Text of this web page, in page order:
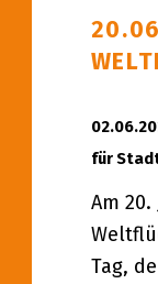
für
Am 20.
Tag,